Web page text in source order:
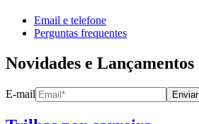
Email e telefone
Perguntas frequentes
Novidades e Lançamentos
E-mail Enviar